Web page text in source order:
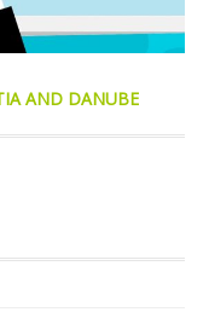
AND DANUBE